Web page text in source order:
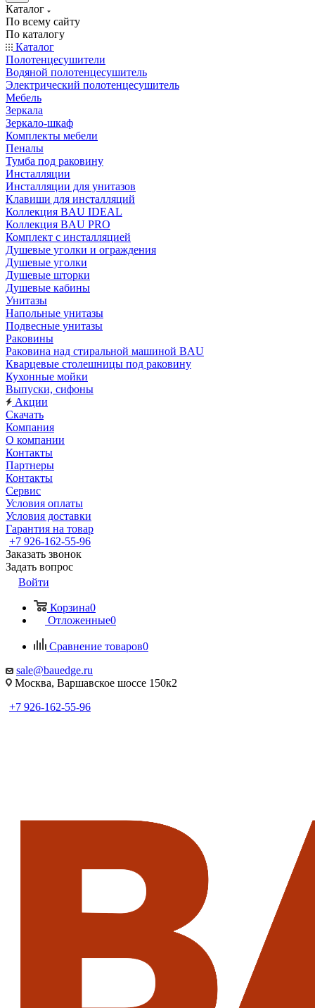
Каталог
По всему сайту
По каталогу
Каталог
Полотенцесушители
Водяной полотенцесушитель
Электрический полотенцесушитель
Мебель
Зеркала
Зеркало-шкаф
Комплекты мебели
Пеналы
Тумба под раковину
Инсталляции
Инсталляции для унитазов
Клавиши для инсталляций
Коллекция BAU IDEAL
Коллекция BAU PRO
Комплект с инсталляцией
Душевые уголки и ограждения
Душевые уголки
Душевые шторки
Душевые кабины
Унитазы
Напольные унитазы
Подвесные унитазы
Раковины
Раковина над стиральной машиной BAU
Кварцевые столешницы под раковину
Кухонные мойки
Выпуски, сифоны
Акции
Скачать
Компания
О компании
Контакты
Партнеры
Контакты
Сервис
Условия оплаты
Условия доставки
Гарантия на товар
+7 926-162-55-96
Заказать звонок
Задать вопрос
Войти
Корзина0
Отложенные0
Сравнение товаров0
sale@bauedge.ru
Москва, Варшавское шоссе 150к2
+7 926-162-55-96